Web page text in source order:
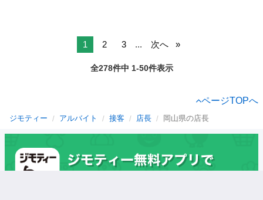
1 2 3 ... 次へ
全278件中 1-50件表示
ページTOPへ
ジモティー アルバイト 接客 店長 岡山県の店長